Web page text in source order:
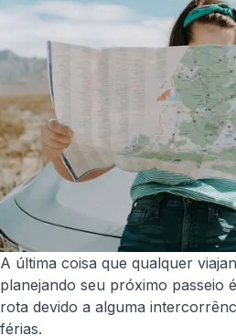
A última coisa que qualquer
planejando seu próximo passeio
rota devido a alguma
férias.